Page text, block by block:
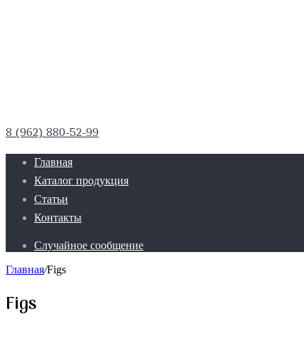
8 (962) 880-52-99
Главная
Каталог продукция
Статьи
Контакты
Случайное сообщение
Главная/Figs
Figs